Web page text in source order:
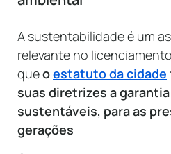
A sustentabilidade é um
relevante no
queoestatuto da cidade
suas diretrizes a
sustentáveis, para as
gerações